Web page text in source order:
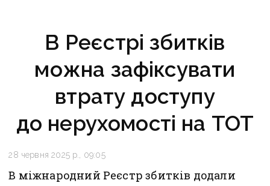
В Реєстрі збитків
можна зафіксувати
втрату доступу
до нерухомості на ТОТ
28 червня 2025 р., 09:05
В міжнародний Реєстр збитків додали